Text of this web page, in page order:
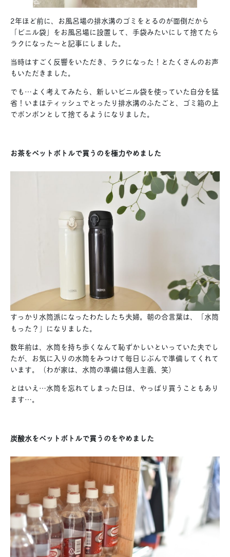
2年ほど前に、お風呂場の排水溝のゴミをとるのが面倒だから
「ビニル袋」をお風呂場に設置して、手袋みたいにして捨てたら
ラクになった〜と記事にしました。
当時はすごく反響をいただき、ラクになった！とたくさんのお声
もいただきました。
でも…よく考えてみたら、新しいビニル袋を使っていた自分を猛
省！いまはティッシュでとったり排水溝のふたごと、ゴミ箱の上
でポンポンとして捨てるようになりました。
お茶をペットボトルで買うのを極力やめました
すっかり水筒派になったわたしたち夫婦。朝の合言葉は、「水筒
もった？」になりました。
数年前は、水筒を持ち歩くなんて恥ずかしいといっていた夫でし
たが、お気に入りの水筒をみつけて毎日じぶんで準備してくれて
います。（わが家は、水筒の準備は個人主義、笑）
とはいえ…水筒を忘れてしまった日は、やっぱり買うこともあり
ます…。
炭酸水をペットボトルで買うのをやめました